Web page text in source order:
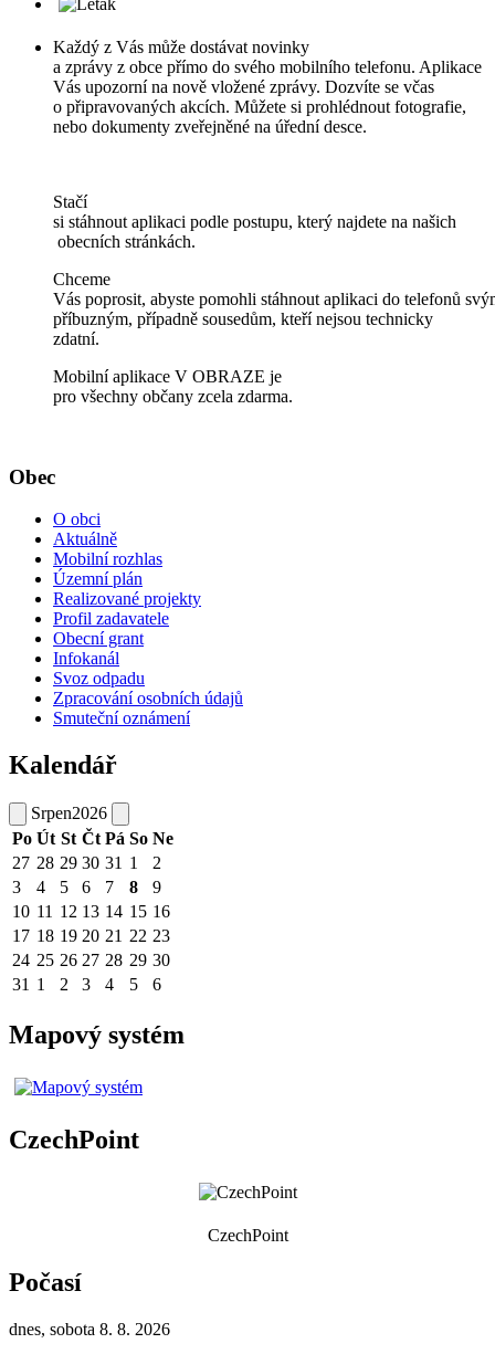
Každý z Vás může dostávat novinky
a zprávy z obce přímo do svého mobilního telefonu. Aplikace
Vás upozorní na nově vložené zprávy. Dozvíte se včas
o připravovaných akcích. Můžete si prohlédnout fotografie,
nebo dokumenty zveřejněné na úřední desce.
Stačí
si stáhnout aplikaci podle postupu, který najdete na našich
obecních stránkách.
Chceme
Vás poprosit, abyste pomohli stáhnout aplikaci do telefonů
příbuzným, případně sousedům, kteří nejsou technicky
zdatní.
Mobilní aplikace V OBRAZE je
pro všechny občany zcela zdarma.
Obec
O obci
Aktuálně
Mobilní rozhlas
Územní plán
Realizované projekty
Profil zadavatele
Obecní grant
Infokanál
Svoz odpadu
Zpracování osobních údajů
Smuteční oznámení
Kalendář
Srpen2026
Po Út St Čt Pá So Ne
27 28 29 30 31 1
2
3
4 5 6 7 8
9
10 11 12 13 14 15 16
17 18 19 20 21 22 23
24 25 26 27 28 29 30
31 1 2 3 4 5 6
Mapový systém
CzechPoint
CzechPoint
Počasí
dnes, sobota 8. 8. 2026